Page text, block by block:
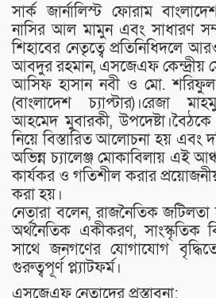
​​সার্ক জার্নালিস্ট ফোরাম
নাসির আল মামুন এবং সাধারণ
শিহাবের নেতৃত্বে প্রতিনিধিদলে
আবদুর রহমান, এসজেএফ কেন্দ্রীয়
​আসিফ হাসান নবী ও মো.
(বাংলাদেশ চ্যাপ্টার)।রেজা
আহমেদ মুবারকী, উপদেষ্টা।​বৈঠকে
নিয়ে বিস্তারিত আলোচনা হয় এবং
অভিন্ন চ্যালেঞ্জ মোকাবিলায় এই
কার্যকর ও গতিশীল করার
করা হয়।
নেতারা বলেন, রাজনৈতিক জটিলতা
অর্থনৈতিক একীকরণ, সাংস্কৃতিক
সাথে জনগণের যোগাযোগ
গুরুত্বপূর্ণ প্ল্যাটফর্ম।